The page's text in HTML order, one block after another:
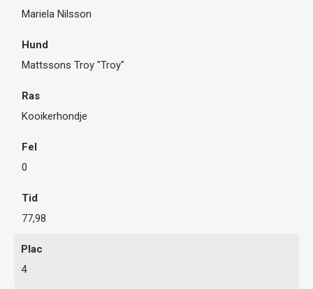
Mariela Nilsson
Mattssons Troy "Troy"
Kooikerhondje
0
77,98
4